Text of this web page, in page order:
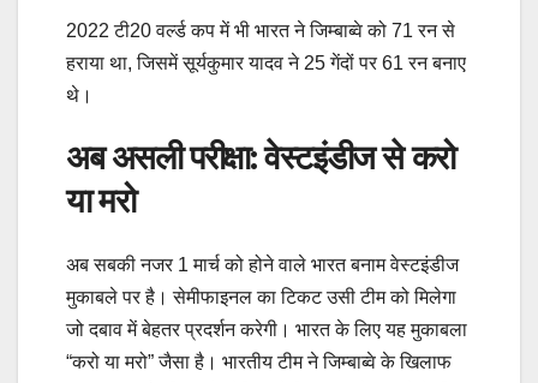
2022 टी20 वर्ल्ड कप में भी भारत ने जिम्बाब्वे को 71 रन से
हराया था, जिसमें सूर्यकुमार यादव ने 25 गेंदों पर 61 रन बनाए
थे।
अब असली परीक्षा: वेस्टइंडीज से करो
या मरो
अब सबकी नजर 1 मार्च को होने वाले भारत बनाम वेस्टइंडीज
मुकाबले पर है। सेमीफाइनल का टिकट उसी टीम को मिलेगा
जो दबाव में बेहतर प्रदर्शन करेगी। भारत के लिए यह मुकाबला
“करो या मरो” जैसा है। भारतीय टीम ने जिम्बाब्वे के खिलाफ